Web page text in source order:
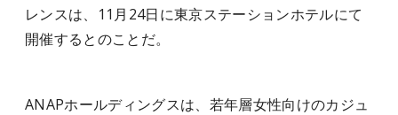
レンスは、11月24日に東京ステーションホテルにて
開催するとのことだ。
ANAPホールディングスは、若年層女性向けのカジュ